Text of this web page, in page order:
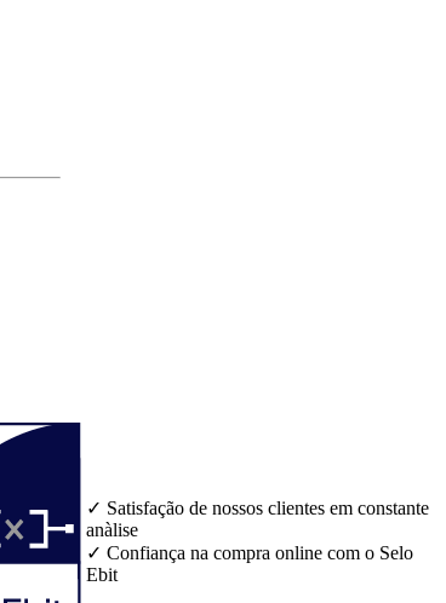
✓ Satisfação de nossos clientes em constante
anàlise
✓ Confiança na compra online com o Selo
Ebit